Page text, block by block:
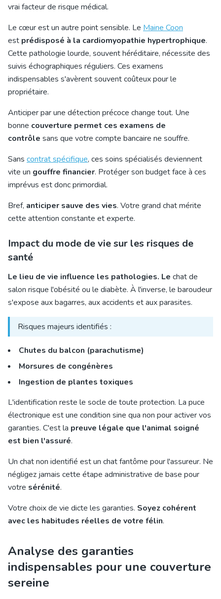
vrai facteur de risque médical.
Le cœur est un autre point sensible. Le Maine Coon
est prédisposé à la cardiomyopathie hypertrophique.
Cette pathologie lourde, souvent héréditaire, nécessite des
suivis échographiques réguliers. Ces examens
indispensables s'avèrent souvent coûteux pour le
propriétaire.
Anticiper par une détection précoce change tout. Une
bonne couverture permet ces examens de
contrôle sans que votre compte bancaire ne souffre.
Sans contrat spécifique, ces soins spécialisés deviennent
vite un gouffre financier. Protéger son budget face à ces
imprévus est donc primordial.
Bref, anticiper sauve des vies. Votre grand chat mérite
cette attention constante et experte.
Impact du mode de vie sur les risques de
santé
Le lieu de vie influence les pathologies. Le chat de
salon risque l'obésité ou le diabète. À l'inverse, le baroudeur
s'expose aux bagarres, aux accidents et aux parasites.
Risques majeurs identifiés :
Chutes du balcon (parachutisme)
Morsures de congénères
Ingestion de plantes toxiques
L'identification reste le socle de toute protection. La puce
électronique est une condition sine qua non pour activer vos
garanties. C'est la preuve légale que l'animal soigné
est bien l'assuré.
Un chat non identifié est un chat fantôme pour l'assureur. Ne
négligez jamais cette étape administrative de base pour
votre sérénité.
Votre choix de vie dicte les garanties. Soyez cohérent
avec les habitudes réelles de votre félin.
Analyse des garanties
indispensables pour une couverture
sereine